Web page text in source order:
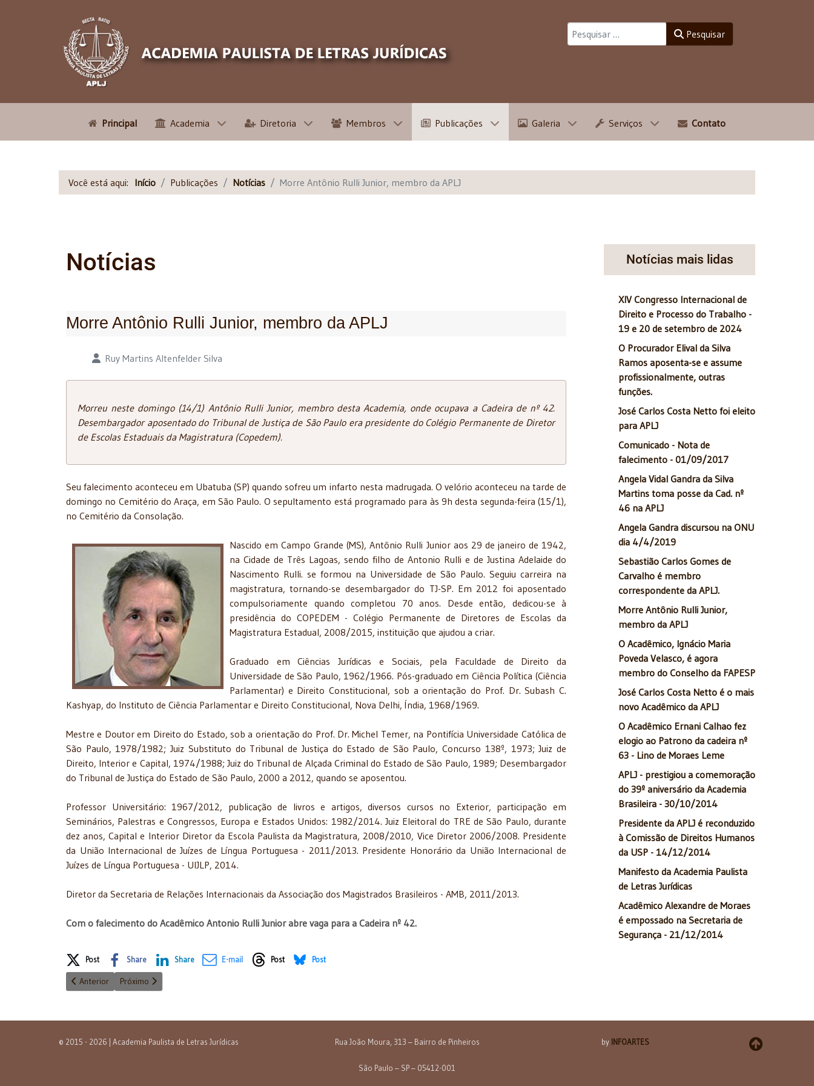
Pesquisar
Principal Academia Diretoria Membros Publicações Galeria Serviços Contato
Você está aqui: Início Publicações Notícias Morre Antônio Rulli Junior, membro da APLJ
Notícias
Morre Antônio Rulli Junior, membro da APLJ
Detalhes Ruy Martins Altenfelder Silva
Morreu neste domingo (14/1) Antônio Rulli Junior, membro desta Academia, onde ocupava a Cadeira de nº 42.
Desembargador aposentado do Tribunal de Justiça de São Paulo era presidente do Colégio Permanente de Diretor
de Escolas Estaduais da Magistratura (Copedem).
Seu falecimento aconteceu em Ubatuba (SP) quando sofreu um infarto nesta madrugada. O velório aconteceu na tarde de
domingo no Cemitério do Araça, em São Paulo. O sepultamento está programado para às 9h desta segunda-feira (15/1),
no Cemitério da Consolação.
Nascido em Campo Grande (MS), Antônio Rulli Junior aos 29 de janeiro de 1942,
na Cidade de Três Lagoas, sendo filho de Antonio Rulli e de Justina Adelaide do
Nascimento Rulli. se formou na Universidade de São Paulo. Seguiu carreira na
magistratura, tornando-se desembargador do TJ-SP. Em 2012 foi aposentado
compulsoriamente quando completou 70 anos. Desde então, dedicou-se à
presidência do COPEDEM - Colégio Permanente de Diretores de Escolas da
Magistratura Estadual, 2008/2015, instituição que ajudou a criar.
Graduado em Ciências Jurídicas e Sociais, pela Faculdade de Direito da
Universidade de São Paulo, 1962/1966. Pós-graduado em Ciência Política (Ciência
Parlamentar) e Direito Constitucional, sob a orientação do Prof. Dr. Subash C.
Kashyap, do Instituto de Ciência Parlamentar e Direito Constitucional, Nova Delhi, Índia, 1968/1969.
Mestre e Doutor em Direito do Estado, sob a orientação do Prof. Dr. Michel Temer, na Pontifícia Universidade Católica de
São Paulo, 1978/1982; Juiz Substituto do Tribunal de Justiça do Estado de São Paulo, Concurso 138º, 1973; Juiz de
Direito, Interior e Capital, 1974/1988; Juiz do Tribunal de Alçada Criminal do Estado de São Paulo, 1989; Desembargador
do Tribunal de Justiça do Estado de São Paulo, 2000 a 2012, quando se aposentou.
Professor Universitário: 1967/2012, publicação de livros e artigos, diversos cursos no Exterior, participação em
Seminários, Palestras e Congressos, Europa e Estados Unidos: 1982/2014. Juiz Eleitoral do TRE de São Paulo, durante
dez anos, Capital e Interior Diretor da Escola Paulista da Magistratura, 2008/2010, Vice Diretor 2006/2008. Presidente
da União Internacional de Juízes de Língua Portuguesa - 2011/2013. Presidente Honorário da União Internacional de
Juízes de Língua Portuguesa - UIJLP, 2014.
Diretor da Secretaria de Relações Internacionais da Associação dos Magistrados Brasileiros - AMB, 2011/2013.
Com o falecimento do Acadêmico Antonio Rulli Junior abre vaga para a Cadeira nº 42.
Share on Social Media
Post Share Share E-mail Post Post
Artigo anterior: José Carlos Costa Netto foi eleito para APLJ
Anterior Próximo artigo: O Acadêmico Francisco Rezek participara de Congresso Internacional - 4 a 7/12/2017
Próximo
Notícias mais lidas
XIV Congresso Internacional de
Direito e Processo do Trabalho -
19 e 20 de setembro de 2024
O Procurador Elival da Silva
Ramos aposenta-se e assume
profissionalmente, outras
funções.
José Carlos Costa Netto foi eleito
para APLJ
Comunicado - Nota de
falecimento - 01/09/2017
Angela Vidal Gandra da Silva
Martins toma posse da Cad. nº
46 na APLJ
Angela Gandra discursou na ONU
dia 4/4/2019
Sebastião Carlos Gomes de
Carvalho é membro
correspondente da APLJ.
Morre Antônio Rulli Junior,
membro da APLJ
O Acadêmico, Ignácio Maria
Poveda Velasco, é agora
membro do Conselho da FAPESP
José Carlos Costa Netto é o mais
novo Acadêmico da APLJ
O Acadêmico Ernani Calhao fez
elogio ao Patrono da cadeira nº
63 - Lino de Moraes Leme
APLJ - prestigiou a comemoração
do 39º aniversário da Academia
Brasileira - 30/10/2014
Presidente da APLJ é reconduzido
à Comissão de Direitos Humanos
da USP - 14/12/2014
Manifesto da Academia Paulista
de Letras Jurídicas
Acadêmico Alexandre de Moraes
é empossado na Secretaria de
Segurança - 21/12/2014
© 2015 - 2026 | Academia Paulista de Letras Jurídicas Rua João Moura, 313 – Bairro de Pinheiros
São Paulo – SP – 05412-001
by INFOARTES